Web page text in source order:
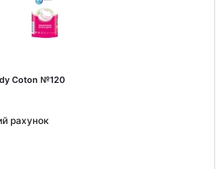
Coton №120
рахунок